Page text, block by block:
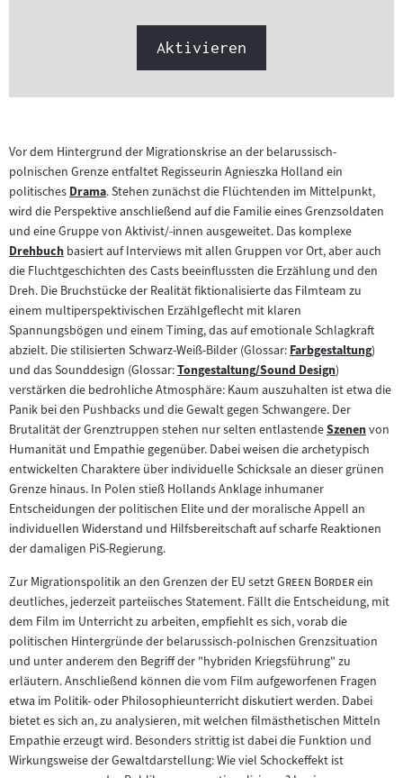
Aktivieren
Vor dem Hintergrund der Migrationskrise an der belarussisch-
polnischen Grenze entfaltet Regisseurin Agnieszka Holland ein
politischesZum
Inhalt:
Drama. Stehen zunächst die Flüchtenden im Mittelpunkt,
wird die Perspektive anschließend auf die Familie eines Grenzsoldaten
und eine Gruppe von Aktivist/-innen ausgeweitet. Das komplexe
Zum
Inhalt:
Drehbuch basiert auf Interviews mit allen Gruppen vor Ort, aber auch
die Fluchtgeschichten des Casts beeinflussten die Erzählung und den
Dreh. Die Bruchstücke der Realität fiktionalisierte das Filmteam zu
einem multiperspektivischen Erzählgeflecht mit klaren
Spannungsbögen und einem Timing, das auf emotionale Schlagkraft
abzielt. Die stilisierten Schwarz-Weiß-Bilder (Glossar:Zum
Inhalt:
Farbgestaltung)
und das Sounddesign (Glossar:Zum
Inhalt:
Tongestaltung/Sound Design)
verstärken die bedrohliche Atmosphäre: Kaum auszuhalten ist etwa die
Panik bei den Pushbacks und die Gewalt gegen Schwangere. Der
Brutalität der Grenztruppen stehen nur selten entlastendeZum
Inhalt:
Szenenvon
Humanität und Empathie gegenüber. Dabei weisen die archetypisch
entwickelten Charaktere über individuelle Schicksale an dieser grünen
Grenze hinaus. In Polen stieß Hollands Anklage inhumaner
Entscheidungen der politischen Elite und der moralische Appell an
individuellen Widerstand und Hilfsbereitschaft auf scharfe Reaktionen
der damaligen PiS-Regierung.
Zur Migrationspolitik an den Grenzen der EU setzt"
Green Border"ein
deutliches, jederzeit parteiisches Statement. Fällt die Entscheidung, mit
dem Film im Unterricht zu arbeiten, empfiehlt es sich, vorab die
politischen Hintergründe der belarussisch-polnischen Grenzsituation
und unter anderem den Begriff der "hybriden Kriegsführung" zu
erläutern. Anschließend können die vom Film aufgeworfenen Fragen
etwa im Politik- oder Philosophieunterricht diskutiert werden. Dabei
bietet es sich an, zu analysieren, mit welchen filmästhetischen Mitteln
Empathie erzeugt wird. Besonders strittig ist dabei die Funktion und
Wirkungsweise der Gewaltdarstellung: Wie viel Schockeffekt ist